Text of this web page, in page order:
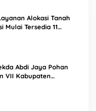
Alokasi Tanah
Mulai Tersedia 11
Abdi Jaya Pohan
VII Kabupaten